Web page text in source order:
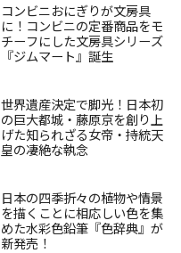
コンビニおにぎりが文房具
に！コンビニの定番商品をモ
チーフにした文房具シリーズ
『ジムマート』誕生
世界遺産決定で脚光！日本初
の巨大都城・藤原京を創り上
げた知られざる女帝・持統天
皇の凄絶な執念
日本の四季折々の植物や情景
を描くことに相応しい色を集
めた水彩色鉛筆『色辞典』が
新発売！